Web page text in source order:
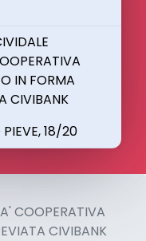
IN FORMA
CIVIBANK
18/20
COOPERATIVA
CIVIBANK